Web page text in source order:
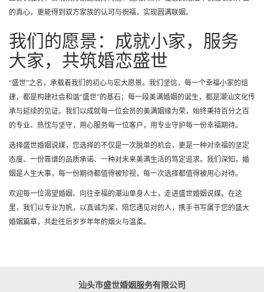
的真心，更能得到双方家族的认可与祝福，实现圆满联姻。
我们的愿景：成就小家，服务
大家，共筑婚恋盛世
“盛世”之名，承载着我们的初心与宏大愿景。我们坚信，每一个幸福小家的组
建，都是构建社会和谐“盛世”的基石；每一段美满婚姻的诞生，都是潮汕文化传
承与延续的见证。我们以成就每一位会员的美满姻缘为荣，始终秉持百分之百
的专业、热忱与坚守，用心服务每一位客户，用专业守护每一份幸福期待。
选择盛世婚姻说媒，您选择的不仅是一次脱单的机会，更是一种对幸福的坚定
态度、一份靠谱的品质承诺、一种对未来美满生活的笃定追求。我们深知，婚
姻是人生大事，每一份期待都值得被珍视，每一次选择都值得被用心对待。
欢迎每一位渴望婚姻、向往幸福的潮汕单身人士，走进盛世婚姻说媒。在这
里，我们以专业为帆，以真诚为桨，陪您遇见对的人，携手书写属于您的盛大
婚姻篇章，共赴往后岁岁年年的烟火与温柔。
汕头市盛世婚姻服务有限公司